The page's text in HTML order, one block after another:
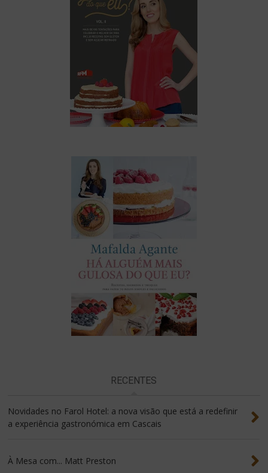
RECENTES
Novidades no Farol Hotel: a nova visão que está a redefinir
a experiência gastronómica em Cascais
À Mesa com... Matt Preston